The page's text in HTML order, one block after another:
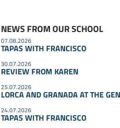
NEWS FROM OUR SCHOOL
07.08.2026
TAPAS WITH FRANCISCO
30.07.2026
REVIEW FROM KAREN
25.07.2026
LORCA AND GRANADA AT THE
24.07.2026
TAPAS WITH FRANCISCO